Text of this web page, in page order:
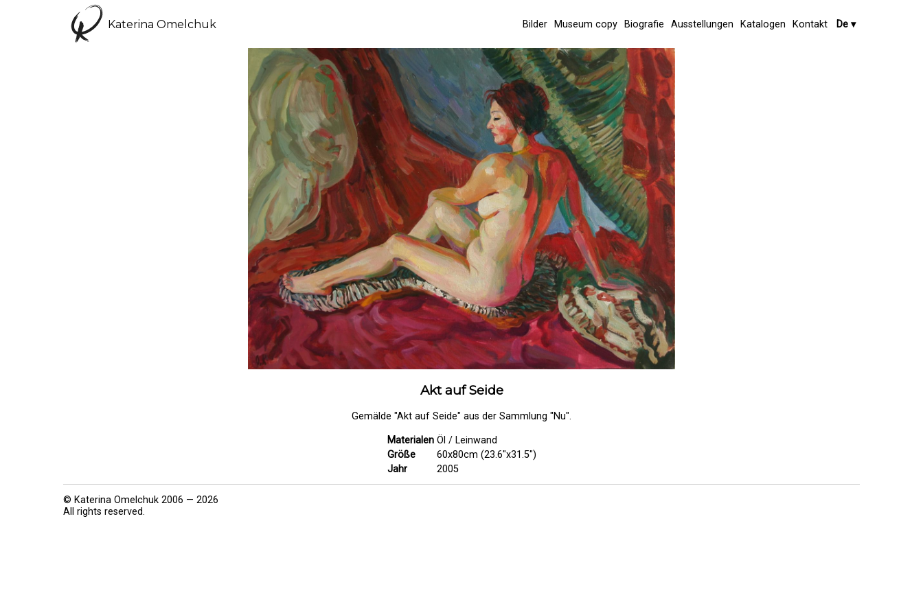
Katerina Omelchuk Bilder Museum copy Biografie Ausstellungen Katalogen Kontakt De ▾
Akt auf Seide
Gemälde "Akt auf Seide" aus der Sammlung "Nu".
Materialen Öl / Leinwand
Größe
60x80cm (23.6"x31.5")
Jahr
2005
© Katerina Omelchuk 2006 — 2026
All rights reserved.